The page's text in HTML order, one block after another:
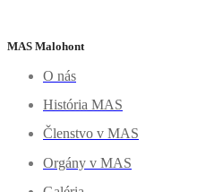
MAS Malohont
O nás
História MAS
Členstvo v MAS
Orgány v MAS